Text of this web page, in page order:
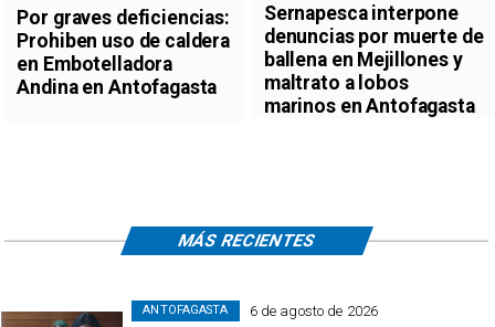
Por graves deficiencias:
Prohiben uso de caldera
en Embotelladora
Andina en Antofagasta
Sernapesca interpone
denuncias por muerte de
ballena en Mejillones y
maltrato a lobos
marinos en Antofagasta
6 de agosto de 2026
ANTOFAGASTA
MÁS RECIENTES